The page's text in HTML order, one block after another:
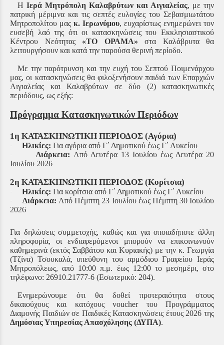
Η Ιερά Μητρόπολη Καλαβρύτων και Αιγιαλείας, με την
πατρική μέριμνα και τις σεπτές ευλογίες του Σεβασμιωτάτου
Μητροπολίτου μας κ. Ιερωνύμου, ευχαρίστως ενημερώνει τον
ευσεβή λαό της ότι οι κατασκηνώσεις του Εκκλησιαστικού
Κέντρου Νεότητας «ΤΟ ΟΡΑΜΑ» στα Καλάβρυτα θα
λειτουργήσουν και κατά την παρούσα θερινή περίοδο.
Με την παρότρυνση και την ευχή του Σεπτού Ποιμενάρχου
μας, οι κατασκηνώσεις θα φιλοξενήσουν παιδιά των Επαρχιών
Αιγιαλείας και Καλαβρύτων σε δύο (2) κατασκηνωτικές
περιόδους, ως εξής:
Πρόγραμμα Κατασκηνωτικών Περιόδων
1η ΚΑΤΑΣΚΗΝΩΤΙΚΗ ΠΕΡΙΟΔΟΣ (Αγόρια)
· Ηλικίες: Για αγόρια από Γ΄ Δημοτικού έως Γ΄ Λυκείου
· Διάρκεια: Από Δευτέρα 13 Ιουλίου έως Δευτέρα 20
Ιουλίου 2026
2η ΚΑΤΑΣΚΗΝΩΤΙΚΗ ΠΕΡΙΟΔΟΣ (Κορίτσια)
· Ηλικίες: Για κορίτσια από Γ΄ Δημοτικού έως Γ΄ Λυκείου
· Διάρκεια: Από Πέμπτη 23 Ιουλίου έως Πέμπτη 30 Ιουλίου
2026
Για δηλώσεις συμμετοχής, καθώς και για οποιαδήποτε άλλη
πληροφορία, οι ενδιαφερόμενοι μπορούν να επικοινωνούν
καθημερινά (εκτός Σαββάτου και Κυριακής) με την κ. Γεωργία
(Τζίνα) Τσουκαλά, υπεύθυνη του αρμόδιου Γραφείου Ιεράς
Μητροπόλεως, από 10:00 π.μ. έως 12:00 το μεσημέρι, στο
τηλέφωνο: 26910.21777-6 (Εσωτερικό: 204).
Ενημερώνουμε ότι θα δοθεί προτεραιότητα στους
δικαιούχους και κατόχους voucher του Προγράμματος
Διαμονής Παιδιών σε Παιδικές Κατασκηνώσεις έτους 2026 της
Δημόσιας Υπηρεσίας Απασχόλησης (ΔΥΠΑ).